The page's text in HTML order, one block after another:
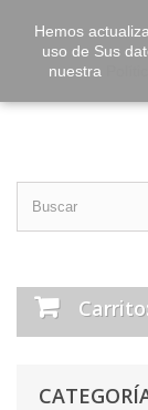
Hemos
uso de Sus
nuestra